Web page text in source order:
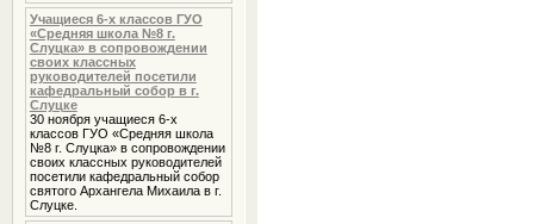
Учащиеся 6-х классов ГУО
«Средняя школа №8 г.
Слуцка» в сопровождении
своих классных
руководителей посетили
кафедральный собор в г.
Слуцке
30 ноября учащиеся 6-х
классов ГУО «Средняя школа
№8 г. Слуцка» в сопровождении
своих классных руководителей
посетили кафедральный собор
святого Архангела Михаила в г.
Слуцке.